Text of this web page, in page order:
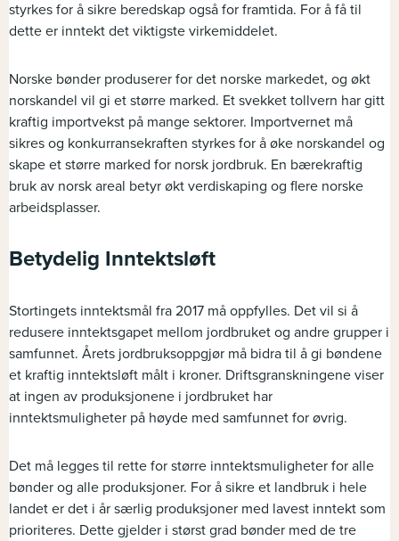
styrkes for å sikre beredskap også for framtida. For å få til
dette er inntekt det viktigste virkemiddelet.
Norske bønder produserer for det norske markedet, og økt
norskandel vil gi et større marked. Et svekket tollvern har gitt
kraftig importvekst på mange sektorer. Importvernet må
sikres og konkurransekraften styrkes for å øke norskandel og
skape et større marked for norsk jordbruk. En bærekraftig
bruk av norsk areal betyr økt verdiskaping og flere norske
arbeidsplasser.
Betydelig Inntektsløft
Stortingets inntektsmål fra 2017 må oppfylles. Det vil si å
redusere inntektsgapet mellom jordbruket og andre grupper i
samfunnet. Årets jordbruksoppgjør må bidra til å gi bøndene
et kraftig inntektsløft målt i kroner. Driftsgranskningene viser
at ingen av produksjonene i jordbruket har
inntektsmuligheter på høyde med samfunnet for øvrig.
Det må legges til rette for større inntektsmuligheter for alle
bønder og alle produksjoner. For å sikre et landbruk i hele
landet er det i år særlig produksjoner med lavest inntekt som
prioriteres. Dette gjelder i størst grad bønder med de tre